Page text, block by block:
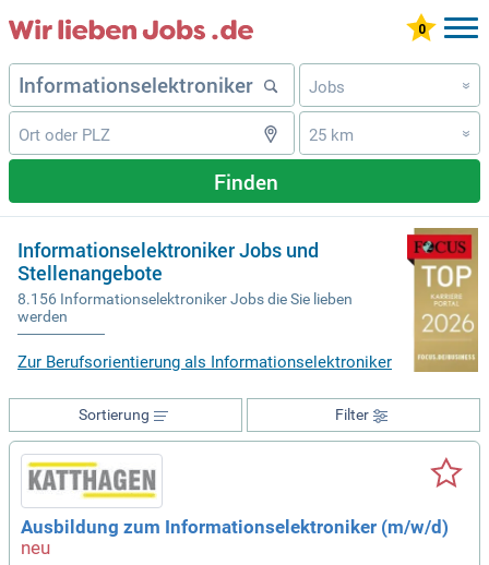
Jobs »
25 km »
Finden
Informationselektroniker Jobs und
Stellenangebote
8.156 Informationselektroniker Jobs die Sie lieben
werden
Zur Berufsorientierung als Informationselektroniker
Filter
Sortierung
Ausbildung zum Informationselektroniker (m/w/d)